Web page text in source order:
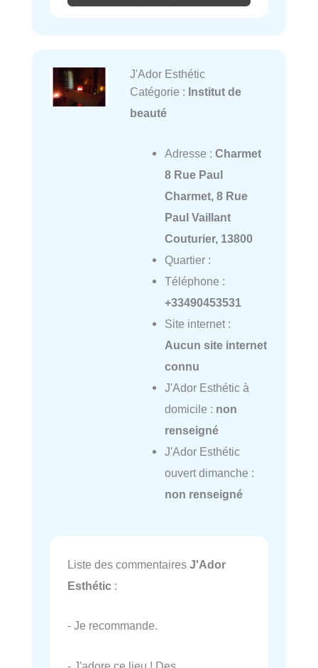
J'Ador Esthétic
Catégorie : Institut de
beauté
Adresse : Charmet
8 Rue Paul
Charmet, 8 Rue
Paul Vaillant
Couturier, 13800
Quartier :
Téléphone :
+33490453531
Site internet :
Aucun site internet
connu
J'Ador Esthétic à
domicile : non
renseigné
J'Ador Esthétic
ouvert dimanche :
non renseigné
Liste des commentaires J'Ador
Esthétic :
- Je recommande.